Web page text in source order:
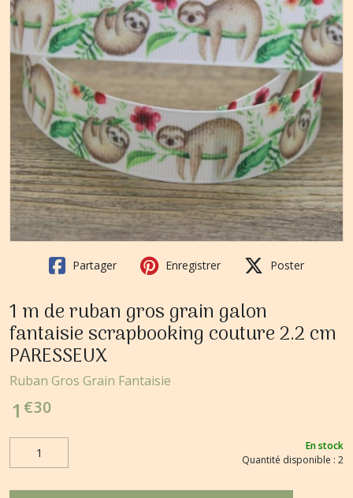
Partager Enregistrer Poster
1 m de ruban gros grain galon
fantaisie scrapbooking couture 2.2 cm
PARESSEUX
Ruban Gros Grain Fantaisie
1 €30
En stock
Quantité disponible : 2